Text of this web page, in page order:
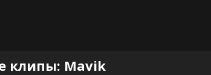
клипы: Mavik